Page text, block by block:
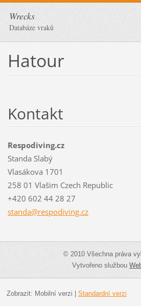
Wrecks
Databáze vraků
Hatour
Kontakt
Respodiving.cz
Standa Slabý
Vlasákova 1701
258 01 Vlašim Czech Republic
+420 602 44 28 27
standa@respodiving.cz
© 2010 Všechna práva
Vytvořeno službou
Zobrazit: Mobilní verzi Standardní verzi